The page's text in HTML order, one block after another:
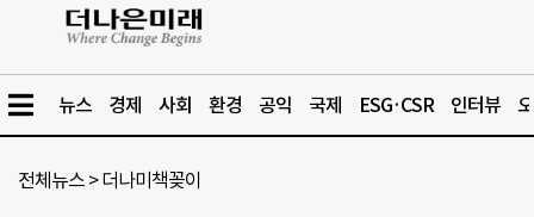
뉴스 경제 사회 환경 공익 국제 ESG·CSR 인터뷰
전체뉴스 >더나미책꽂이